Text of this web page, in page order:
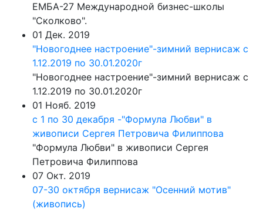
ЕМБА-27 Международной бизнес-школы
"Сколково".
01 Дек. 2019
"Новогоднее настроение"-зимний вернисаж с
1.12.2019 по 30.01.2020г
"Новогоднее настроение"-зимний вернисаж с
1.12.2019 по 30.01.2020г
01 Нояб. 2019
с 1 по 30 декабря -"Формула Любви" в
живописи Сергея Петровича Филиппова
"Формула Любви" в живописи Сергея
Петровича Филиппова
07 Окт. 2019
07-30 октября вернисаж "Осенний мотив"
(живопись)